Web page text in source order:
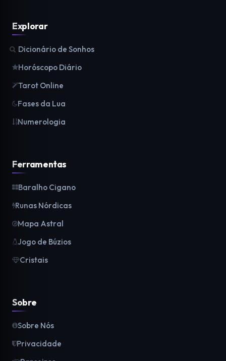
Explorar
Dicionário de Sonhos
Horóscopo Diário
Tarot Online
Fases da Lua
Numerologia
Ferramentas
Baralho Cigano
Runas Nórdicas
Mapa Astral
Jogo de Búzios
Cristais
Sobre
Sobre Nós
Privacidade